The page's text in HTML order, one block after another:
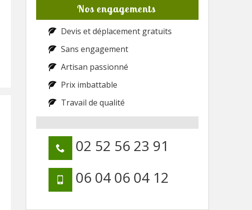
Nos engagements
Devis et déplacement gratuits
Sans engagement
Artisan passionné
Prix imbattable
Travail de qualité
02 52 56 23 91
06 04 06 04 12